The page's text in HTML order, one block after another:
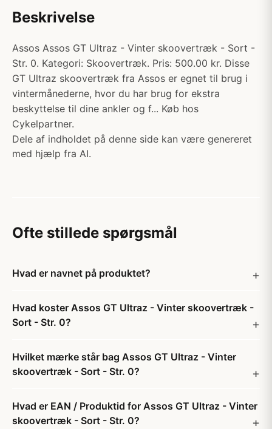
Beskrivelse
Assos Assos GT Ultraz - Vinter skoovertræk - Sort -
Str. 0. Kategori: Skoovertræk. Pris: 500.00 kr. Disse
GT Ultraz skoovertræk fra Assos er egnet til brug i
vintermånederne, hvor du har brug for ekstra
beskyttelse til dine ankler og f... Køb hos
Cykelpartner.
Dele af indholdet på denne side kan være genereret
med hjælp fra AI.
Ofte stillede spørgsmål
Hvad er navnet på produktet?
Hvad koster Assos GT Ultraz - Vinter skoovertræk -
Sort - Str. 0?
Hvilket mærke står bag Assos GT Ultraz - Vinter
skoovertræk - Sort - Str. 0?
Hvad er EAN / Produktid for Assos GT Ultraz - Vinter
skoovertræk - Sort - Str. 0?